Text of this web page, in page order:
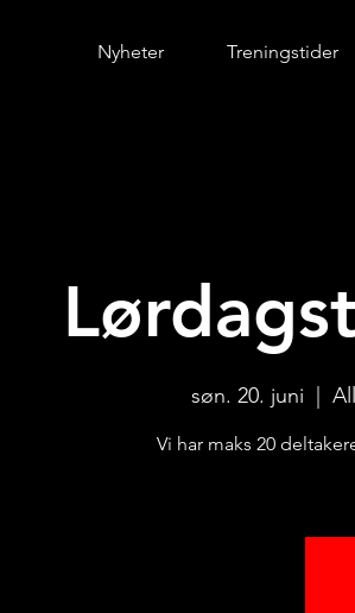
søn. 20. juni
Vi har maks 20
Nyheter Treningstider